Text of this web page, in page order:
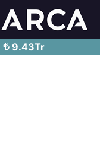
9.43Tr